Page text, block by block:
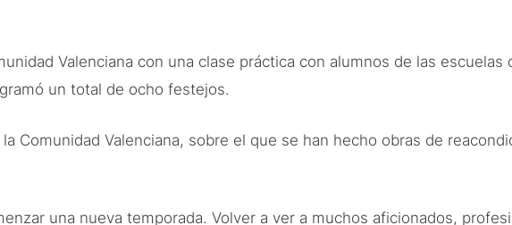
Valenciana con una clase práctica con alumnos de las
un total de ocho festejos.
Comunidad Valenciana, sobre el que se han hecho obras de
una nueva temporada. Volver a ver a muchos aficionados,